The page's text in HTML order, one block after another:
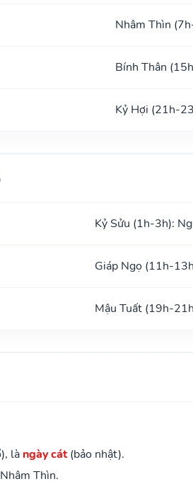
Nhâm Thìn
Bính Thân
Kỷ Hợi (21h-
Kỷ Sửu (1h-3h):
Giáp Ngọ (11h-
Mậu Tuất (19h-
là ngày cát(bảo nhật).
Thìn.